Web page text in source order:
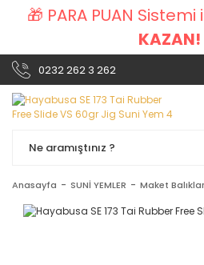
🎁 PARA PUAN Sistemi
KAZAN!
0232 262 3 262
Anasayfa SUNİ YEMLER Maket Balıklar